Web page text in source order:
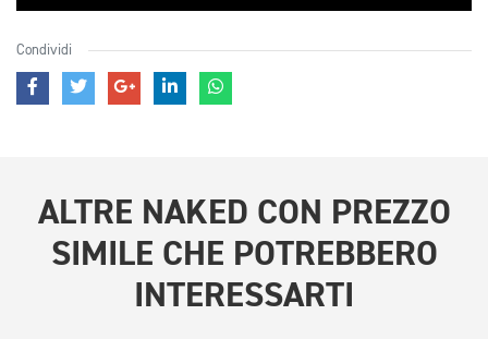
Condividi
ALTRE NAKED CON PREZZO
SIMILE CHE POTREBBERO
INTERESSARTI